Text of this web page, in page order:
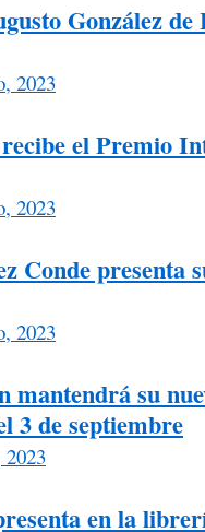
González
2023
el Premio
2023
Conde presenta
2023
mantendrá su
3 de septiembre
2023
en la